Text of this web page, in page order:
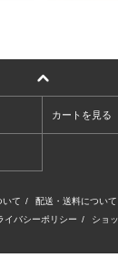
カートを見る
いて / 配送・送料について
イバシーポリシー / ショ